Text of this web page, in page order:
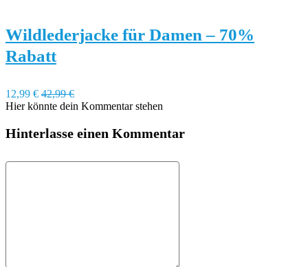
Wildlederjacke für Damen – 70%
Rabatt
12,99 € 42,99 €
Hier könnte dein Kommentar stehen
Hinterlasse einen Kommentar